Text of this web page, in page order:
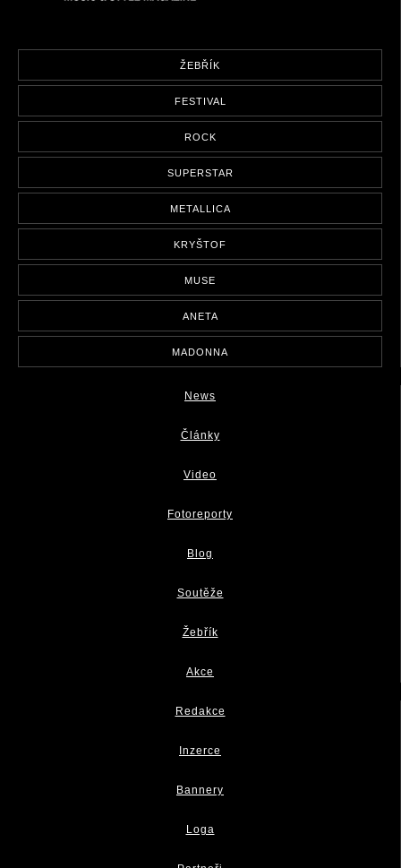
ŽEBŘÍK
FESTIVAL
ROCK
SUPERSTAR
METALLICA
KRYŠTOF
MUSE
ANETA
MADONNA
News
Články
Video
Fotoreporty
Blog
Soutěže
Žebřík
Akce
Redakce
Inzerce
Bannery
Loga